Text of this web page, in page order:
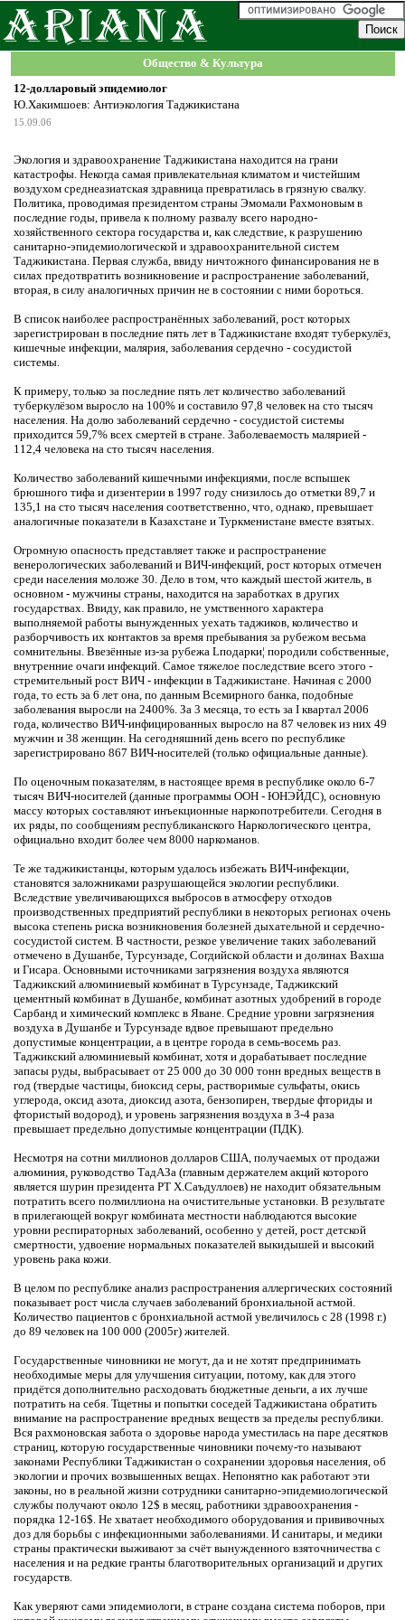
Общество & Культура
12-долларовый эпидемиолог
Ю.Хакимшоев: Антиэкология Таджикистана
15.09.06
Экология и здравоохранение Таджикистана находится на грани
катастрофы. Некогда самая привлекательная климатом и чистейшим
воздухом среднеазиатская здравница превратилась в грязную свалку.
Политика, проводимая президентом страны Эмомали Рахмоновым в
последние годы, привела к полному развалу всего народно-
хозяйственного сектора государства и, как следствие, к разрушению
санитарно-эпидемиологической и здравоохранительной систем
Таджикистана. Первая служба, ввиду ничтожного финансирования не в
силах предотвратить возникновение и распространение заболеваний,
вторая, в силу аналогичных причин не в состоянии с ними бороться.
В список наиболее распространённых заболеваний, рост которых
зарегистрирован в последние пять лет в Таджикистане входят туберкулёз,
кишечные инфекции, малярия, заболевания сердечно - сосудистой
системы.
К примеру, только за последние пять лет количество заболеваний
туберкулёзом выросло на 100% и составило 97,8 человек на сто тысяч
населения. На долю заболеваний сердечно - сосудистой системы
приходится 59,7% всех смертей в стране. Заболеваемость малярией -
112,4 человека на сто тысяч населения.
Количество заболеваний кишечными инфекциями, после вспышек
брюшного тифа и дизентерии в 1997 году снизилось до отметки 89,7 и
135,1 на сто тысяч населения соответственно, что, однако, превышает
аналогичные показатели в Казахстане и Туркменистане вместе взятых.
Огромную опасность представляет также и распространение
венерологических заболеваний и ВИЧ-инфекций, рост которых отмечен
среди населения моложе 30. Дело в том, что каждый шестой житель, в
основном - мужчины страны, находится на заработках в других
государствах. Ввиду, как правило, не умственного характера
выполняемой работы вынужденных уехать таджиков, количество и
разборчивость их контактов за время пребывания за рубежом весьма
сомнительны. Ввезённые из-за рубежа Lподарки¦ породили собственные,
внутренние очаги инфекций. Самое тяжелое последствие всего этого -
стремительный рост ВИЧ - инфекции в Таджикистане. Начиная с 2000
года, то есть за 6 лет она, по данным Всемирного банка, подобные
заболевания выросли на 2400%. За 3 месяца, то есть за I квартал 2006
года, количество ВИЧ-инфицированных выросло на 87 человек из них 49
мужчин и 38 женщин. На сегодняшний день всего по республике
зарегистрировано 867 ВИЧ-носителей (только официальные данные).
По оценочным показателям, в настоящее время в республике около 6-7
тысяч ВИЧ-носителей (данные программы ООН - ЮНЭЙДС), основную
массу которых составляют инъекционные наркопотребители. Сегодня в
их ряды, по сообщениям республиканского Наркологического центра,
официально входит более чем 8000 наркоманов.
Те же таджикистанцы, которым удалось избежать ВИЧ-инфекции,
становятся заложниками разрушающейся экологии республики.
Вследствие увеличивающихся выбросов в атмосферу отходов
производственных предприятий республики в некоторых регионах очень
высока степень риска возникновения болезней дыхательной и сердечно-
сосудистой систем. В частности, резкое увеличение таких заболеваний
отмечено в Душанбе, Турсунзаде, Согдийской области и долинах Вахша
и Гисара. Основными источниками загрязнения воздуха являются
Таджикский алюминиевый комбинат в Турсунзаде, Таджикский
цементный комбинат в Душанбе, комбинат азотных удобрений в городе
Сарбанд и химический комплекс в Яване. Средние уровни загрязнения
воздуха в Душанбе и Турсунзаде вдвое превышают предельно
допустимые концентрации, а в центре города в семь-восемь раз.
Таджикский алюминиевый комбинат, хотя и дорабатывает последние
запасы руды, выбрасывает от 25 000 до 30 000 тонн вредных веществ в
год (твердые частицы, биоксид серы, растворимые сульфаты, окись
углерода, оксид азота, диоксид азота, бензопирен, твердые фториды и
фтористый водород), и уровень загрязнения воздуха в 3-4 раза
превышает предельно допустимые концентрации (ПДК).
Несмотря на сотни миллионов долларов США, получаемых от продажи
алюминия, руководство ТадАЗа (главным держателем акций которого
является шурин президента РТ Х.Саъдуллоев) не находит обязательным
потратить всего полмиллиона на очистительные установки. В результате
в прилегающей вокруг комбината местности наблюдаются высокие
уровни респираторных заболеваний, особенно у детей, рост детской
смертности, удвоение нормальных показателей выкидышей и высокий
уровень рака кожи.
В целом по республике анализ распространения аллергических состояний
показывает рост числа случаев заболеваний бронхиальной астмой.
Количество пациентов с бронхиальной астмой увеличилось с 28 (1998 г.)
до 89 человек на 100 000 (2005г) жителей.
Государственные чиновники не могут, да и не хотят предпринимать
необходимые меры для улучшения ситуации, потому, как для этого
придётся дополнительно расходовать бюджетные деньги, а их лучше
потратить на себя. Тщетны и попытки соседей Таджикистана обратить
внимание на распространение вредных веществ за пределы республики.
Вся рахмоновская забота о здоровье народа уместилась на паре десятков
страниц, которую государственные чиновники почему-то называют
законами Республики Таджикистан о сохранении здоровья населения, об
экологии и прочих возвышенных вещах. Непонятно как работают эти
законы, но в реальной жизни сотрудники санитарно-эпидемиологической
службы получают около 12$ в месяц, работники здравоохранения -
порядка 12-16$. Не хватает необходимого оборудования и прививочных
доз для борьбы с инфекционными заболеваниями. И санитары, и медики
страны практически выживают за счёт вынужденного взяточничества с
населения и на редкие гранты благотворительных организаций и других
государств.
Как уверяют сами эпидемиологи, в стране создана система поборов, при